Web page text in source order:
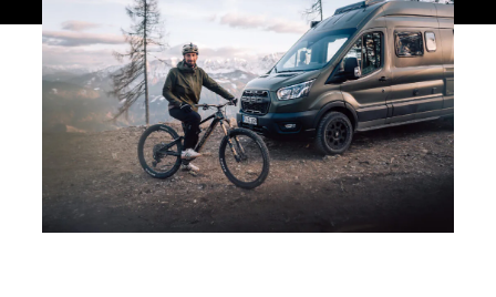
Finn forhandler
Oppdage
Service